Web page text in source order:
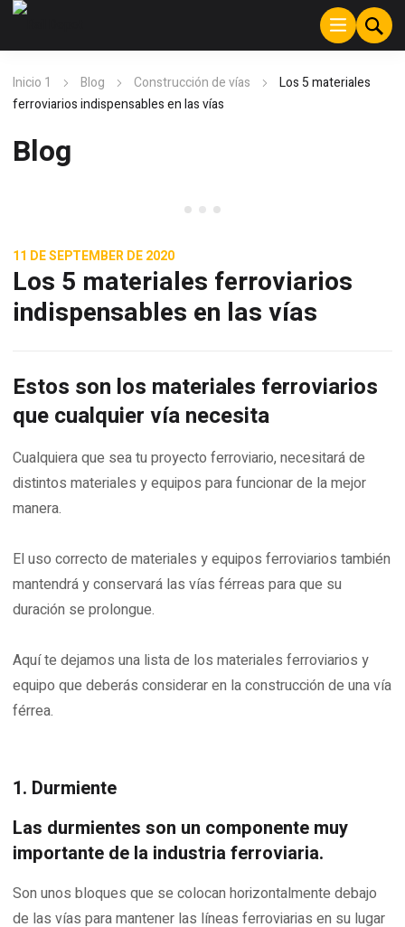
Inicio 1 Blog Construcción de vías
Los 5 materiales
ferroviarios indispensables en las vías
Blog
11 DE SEPTEMBER DE 2020
Los 5 materiales ferroviarios
indispensables en las vías
Estos son los materiales ferroviarios
que cualquier vía necesita
Cualquiera que sea tu proyecto ferroviario, necesitará de
distintos materiales y equipos para funcionar de la mejor
manera.
El uso correcto de materiales y equipos ferroviarios también
mantendrá y conservará las vías férreas para que su
duración se prolongue.
Aquí te dejamos una lista de los materiales ferroviarios y
equipo que deberás considerar en la construcción de una vía
férrea.
1. Durmiente
Las durmientes son un componente muy
importante de la industria ferroviaria.
Son unos bloques que se colocan horizontalmente debajo
de las vías para mantener las líneas ferroviarias en su lugar